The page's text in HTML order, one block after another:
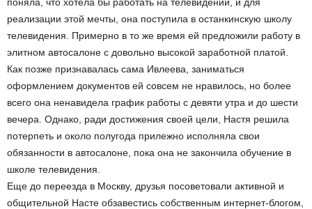
реализации этой мечты, она поступила в останкинскую школу
телевидения. Примерно в то же время ей предложили работу в
элитном автосалоне с довольно высокой заработной платой.
Как позже признавалась сама Ивлеева, заниматься
оформлением документов ей совсем не нравилось, но более
всего она ненавидела график работы с девяти утра и до шести
вечера. Однако, ради достижения своей цели, Настя решила
потерпеть и около полугода прилежно исполняла свои
обязанности в автосалоне, пока она не закончила обучение в
школе телевидения.
Еще до переезда в Москву, друзья посоветовали активной и
общительной Насте обзавестись собственным интернет-блогом,